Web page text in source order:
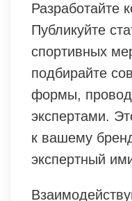
Разработайте
Публикуйте
спортивных
подбирайте
формы,
экспертами.
к вашему
экспертный